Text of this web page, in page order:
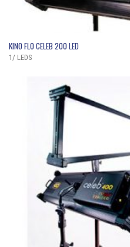
KINO FLO CELEB 200 LED
1/ LEDS